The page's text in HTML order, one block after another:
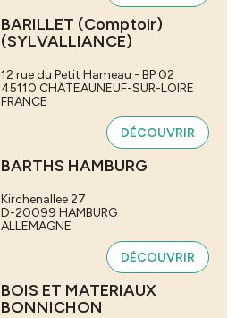
BARILLET (Comptoir)
(SYLVALLIANCE)
12 rue du Petit Hameau - BP 02
45110 CHÂTEAUNEUF-SUR-LOIRE
FRANCE
DÉCOUVRIR
BARTHS HAMBURG
Kirchenallee 27
D-20099 HAMBURG
ALLEMAGNE
DÉCOUVRIR
BOIS ET MATERIAUX
BONNICHON